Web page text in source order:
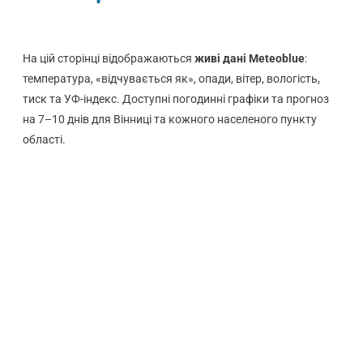
На цій сторінці відображаються живі дані Meteoblue:
температура, «відчувається як», опади, вітер, вологість,
тиск та УФ-індекс. Доступні погодинні графіки та прогноз
на 7–10 днів для Вінниці та кожного населеного пункту
області.